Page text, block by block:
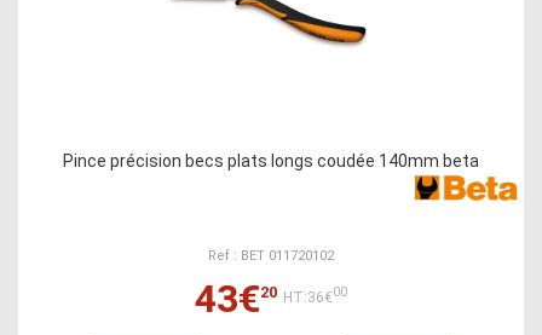
Pince précision becs plats longs coudée 140mm beta
Ref : BET 011720102
43€20 HT:36€00